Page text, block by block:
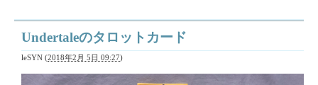
Undertaleのタロットカード
leSYN (2018年2月 5日 09:27)